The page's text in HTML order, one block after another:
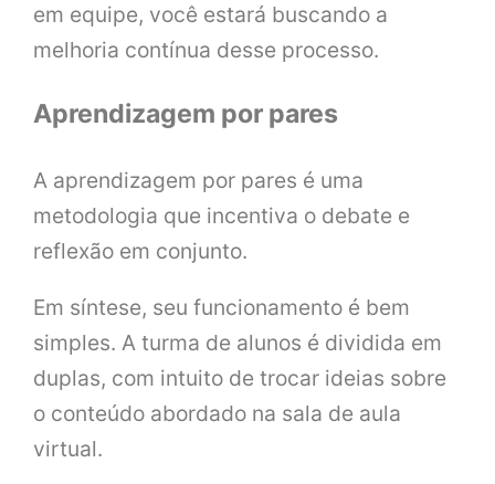
em equipe, você estará buscando a
melhoria contínua desse processo.
Aprendizagem por pares
A aprendizagem por pares é uma
metodologia que incentiva o debate e
reflexão em conjunto.
Em síntese, seu funcionamento é bem
simples. A turma de alunos é dividida em
duplas, com intuito de trocar ideias sobre
o conteúdo abordado na sala de aula
virtual.